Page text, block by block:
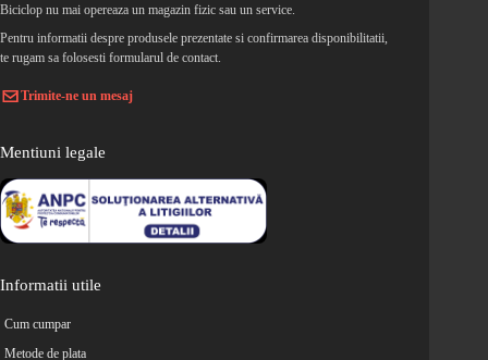
Biciclop nu mai opereaza un magazin fizic sau un service.
Pentru informatii despre produsele prezentate si confirmarea disponibilitatii,
te rugam sa folosesti formularul de contact.
Trimite-ne un mesaj
Mentiuni legale
Informatii utile
Cum cumpar
Metode de plata